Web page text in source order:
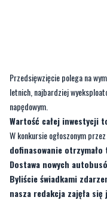
Przedsięwzięcie polega na
letnich, najbardziej
napędowym.
Wartość całej inwestycji
W konkursie ogłoszonym
dofinasowanie
Dostawa nowych
Byliście świadkami
nasza redakcja zajęła się